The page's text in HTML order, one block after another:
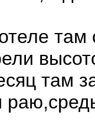
там
там